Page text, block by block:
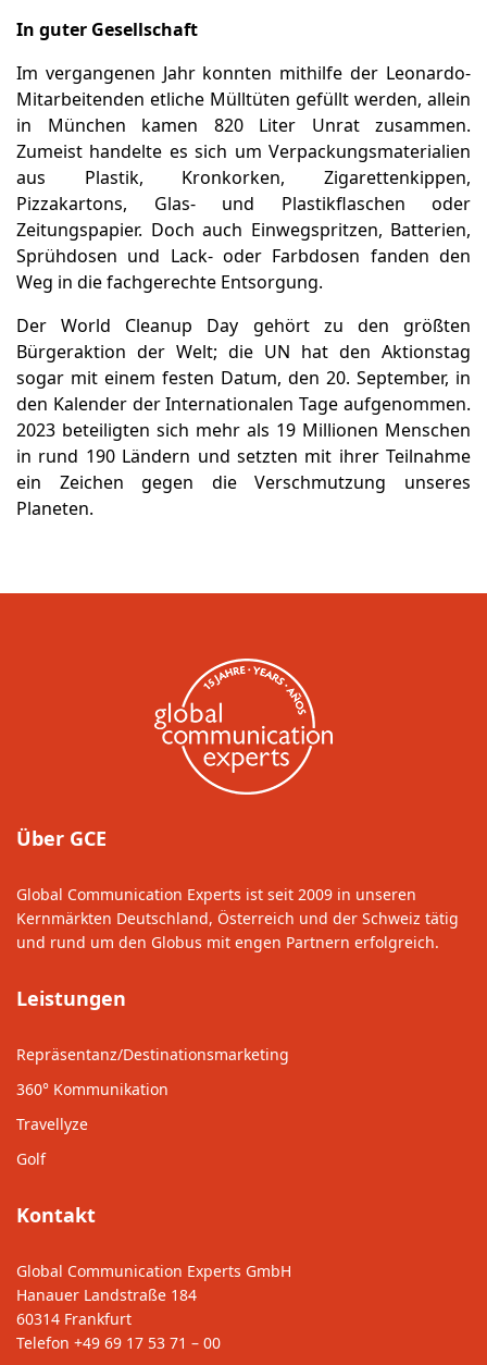
In guter Gesellschaft
Im vergangenen Jahr konnten mithilfe der Leonardo-
Mitarbeitenden etliche Mülltüten gefüllt werden, allein
in München kamen 820 Liter Unrat zusammen.
Zumeist handelte es sich um Verpackungsmaterialien
aus Plastik, Kronkorken, Zigarettenkippen,
Pizzakartons, Glas- und Plastikflaschen oder
Zeitungspapier. Doch auch Einwegspritzen, Batterien,
Sprühdosen und Lack- oder Farbdosen fanden den
Weg in die fachgerechte Entsorgung.
Der World Cleanup Day gehört zu den größten
Bürgeraktion der Welt; die UN hat den Aktionstag
sogar mit einem festen Datum, den 20. September, in
den Kalender der Internationalen Tage aufgenommen.
2023 beteiligten sich mehr als 19 Millionen Menschen
in rund 190 Ländern und setzten mit ihrer Teilnahme
ein Zeichen gegen die Verschmutzung unseres
Planeten.
Über GCE
Global Communication Experts ist seit 2009 in unseren
Kernmärkten Deutschland, Österreich und der Schweiz tätig
und rund um den Globus mit engen Partnern erfolgreich.
Leistungen
Repräsentanz/Destinationsmarketing
360° Kommunikation
Travellyze
Golf
Kontakt
Global Communication Experts GmbH
Hanauer Landstraße 184
60314 Frankfurt
Telefon +49 69 17 53 71 – 00